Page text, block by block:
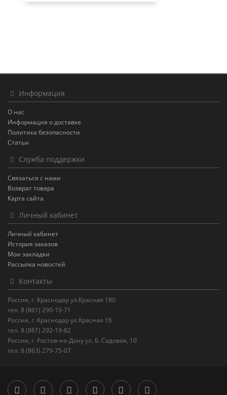
Информация
О нас
Информация о доставке
Политика безопасности
Статьи
Служба поддержки
Связаться с нами
Возврат товара
Карта сайта
Личный кабинет
Личный кабинет
История заказов
Мои закладки
Рассылка новостей
Контакты
Россия, г. Краснодар ул.Красная 180
тел. 8 (861) 290-10-71
Россия, г. Краснодар ул.Красная 16
тел. 8 (861) 292-19-82
Россия, г. Ростов-на-Дону ул. Б. Садовая, 10
тел. 8 (863) 279-75-07